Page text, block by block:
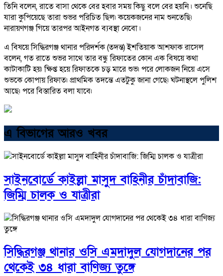
তিনি বলেন, রাতে বাসা থেকে বের হবার সময় কিছু বলে বের হয়নি ৷ শুনেছি
যারা কুপিয়েছে তারা শুভর পরিচিত ছিল৷ কয়েকজনের নাম শুনতেছি৷
নারায়ণগঞ্জ গিয়ে তারপর আইনগত ব্যবস্থা নেবো ৷
এ বিষয়ে সিদ্ধিরগঞ্জ থানার পরিদর্শক (তদন্ত) ইশতিয়াক আশফাক রাসেল
বলেন, গত রাতে শুভর সাথে তার বন্ধু রিফাতের কোন এক বিষয়ে কথা
কাটাকাটি হয়৷ ক্ষিপ্ত হয়ে রিফাতকে চড় মারে শুভ৷ পরে লোকজন নিয়ে এসে
শুভকে কোপায় রিফাত৷ প্রাথমিক তদন্তে এতটুকু জানা গেছে৷ ঘটনাস্থলে পুলিশ
আছে৷ পরে বিস্তারিত বলা যাবে৷
এ বিভাগের আরও খবর
সাইনবোর্ডে কাইল্লা মাসুদ বাহিনীর চাঁদাবাজি:
জিম্মি চালক ও যাত্রীরা
সিদ্ধিরগঞ্জ থানার ওসি এমদাদুল যোগদানের পর
থেকেই ৩৪ ধারা বাণিজ্য তুঙ্গে